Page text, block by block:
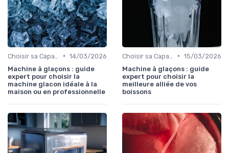
• 14/03/2026
Machine à glaçons : guide
expert pour choisir la
machine glacon idéale à la
maison ou en professionnelle
• 15/03/2026
Machine à glaçons : guide
expert pour choisir la
meilleure alliée de vos
boissons